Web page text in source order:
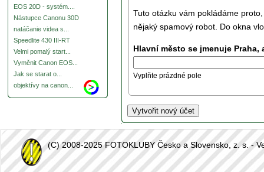
EOS 20D - systém....
Nástupce Canonu 30D
natáčanie videa s...
Speedlite 430 III-RT
Velmi pomalý start...
Vyměnit Canon EOS...
Jak se starat o...
objektívy na canon...
Tuto otázku vám pokládáme
nějaký spamový robot. Do okna
Hlavní město se jmenuje
Vyplňte prázdné pole
(C) 2008-2025 FOTOKLUBY Česko a Slovensko, z. s. -